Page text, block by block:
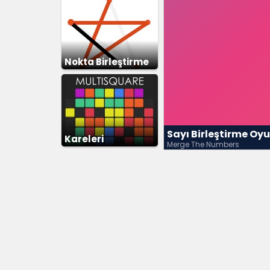
Nokta Birleştirme
Zeka
Kareleri
Sayı Birleştirme
Merge The Numbers